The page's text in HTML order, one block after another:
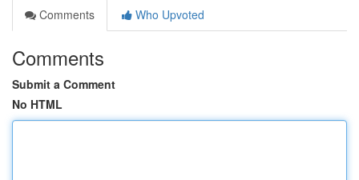
Comments
Who Upvoted
Comments
Submit a Comment
No HTML